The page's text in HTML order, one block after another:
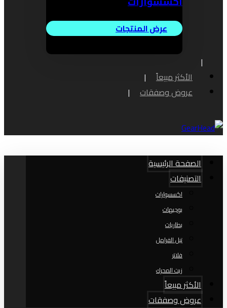
عرض المنتجات
الأكثر مبيعاً
عروض وصفقات
الصفحة الرئيسية
التصنيفات
اكسسوارات
بوجيهات
بطاريات
تيل الفرامل
فلاتر
زيت المحرك
الأكثر مبيعاً
عروض وصفقات